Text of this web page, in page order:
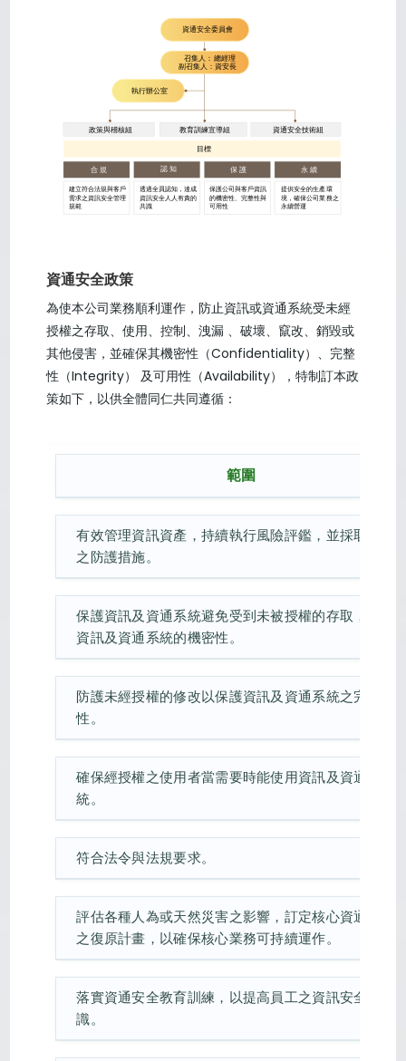
資通安全政策
為使本公司業務順利運作，防止資訊或資通系統受未經
授權之存取、使用、控制、洩漏 、破壞、竄改、銷毀或
其他侵害，並確保其機密性（Confidentiality）、完整
性（Integrity） 及可用性（Availability），特制訂本政
策如下，以供全體同仁共同遵循：
範圍
有效管理資訊資產，持續執行風險評鑑，並採取適當
之防護措施。
保護資訊及資通系統避免受到未被授權的存取，保持
資訊及資通系統的機密性。
防護未經授權的修改以保護資訊及資通系統之完整
性。
確保經授權之使用者當需要時能使用資訊及資通系
統。
符合法令與法規要求。
評估各種人為或天然災害之影響，訂定核心資通系統
之復原計畫，以確保核心業務可持續運作。
落實資通安全教育訓練，以提高員工之資訊安全意
識。